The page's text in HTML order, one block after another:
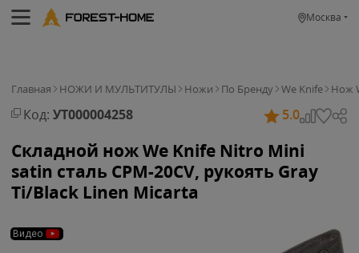
Москва
Главная НОЖИ И МУЛЬТИТУЛЫ Ножи По Бренду We Knife Нож
Код: УТ000004258 5.0
Складной нож We Knife Nitro Mini
satin сталь CPM-20CV, рукоять Gray
Ti/Black Linen Micarta
Видео